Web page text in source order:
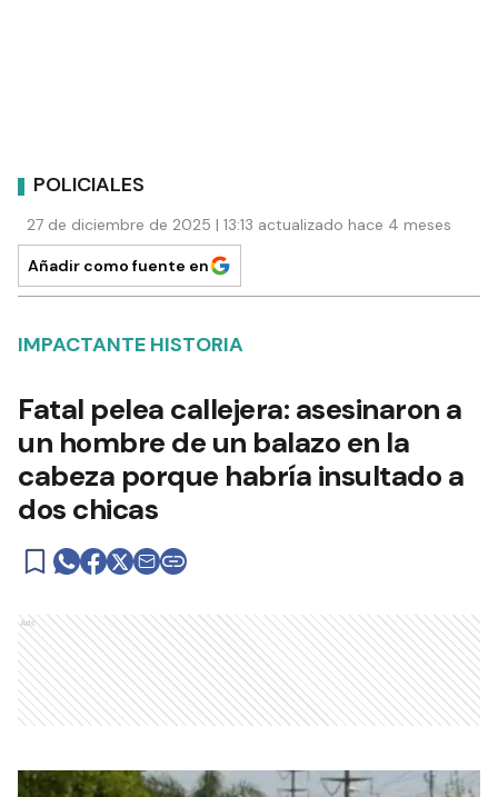
POLICIALES
27 de diciembre de 2025 | 13:13 actualizado hace 4 meses
Añadir como fuente en
IMPACTANTE HISTORIA
Fatal pelea callejera: asesinaron a
un hombre de un balazo en la
cabeza porque habría insultado a
dos chicas
Ads